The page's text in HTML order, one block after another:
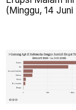
(Minggu, 14